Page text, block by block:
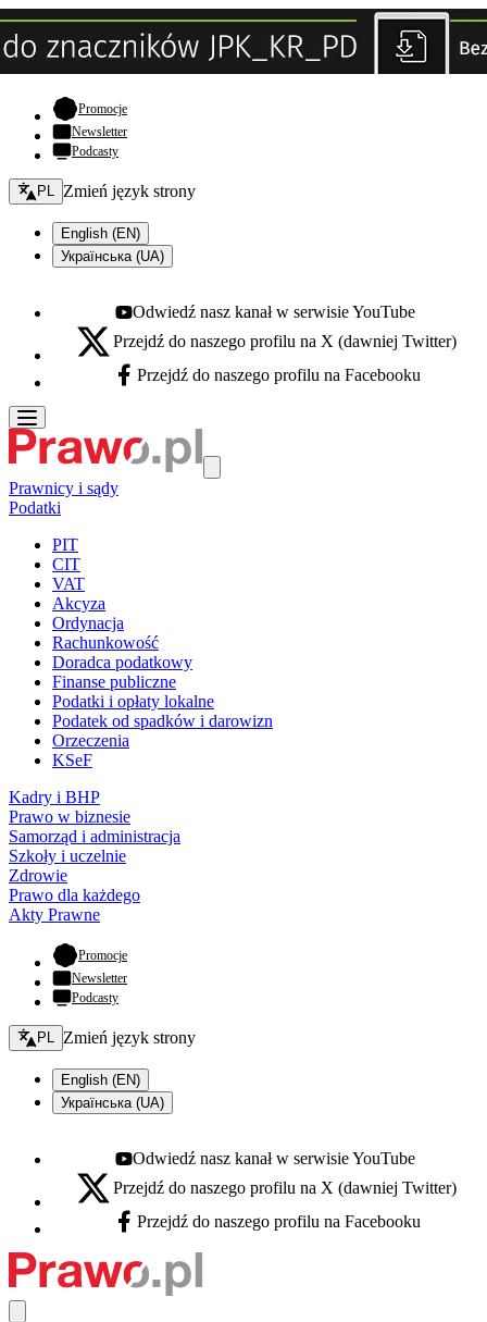
Promocje- otwiera się w nowej karcie
Newsletter
Podcasty
Zmień język - bieżący:
PL Zmień język strony
English (EN)
Українська (UA)
Youtube - otwiera się w nowej karcie
Odwiedź nasz kanał w serwisie YouTube
X - otwiera się w nowej karcie
Przejdź do naszego profilu na X (dawniej Twitter)
Facebook - otwiera się w nowej karcie
Przejdź do naszego profilu na Facebooku
Prawnicy i sądy
Podatki
PIT
CIT
VAT
Akcyza
Ordynacja
Rachunkowość
Doradca podatkowy
Finanse publiczne
Podatki i opłaty lokalne
Podatek od spadków i darowizn
Orzeczenia
KSeF
Kadry i BHP
Prawo w biznesie
Samorząd i administracja
Szkoły i uczelnie
Zdrowie
Prawo dla każdego
Akty Prawne
Promocje- otwiera się w nowej karcie
Newsletter
Podcasty
Zmień język - bieżący:
PL Zmień język strony
English (EN)
Українська (UA)
Youtube - otwiera się w nowej karcie
Odwiedź nasz kanał w serwisie YouTube
X - otwiera się w nowej karcie
Przejdź do naszego profilu na X (dawniej Twitter)
Facebook - otwiera się w nowej karcie
Przejdź do naszego profilu na Facebooku